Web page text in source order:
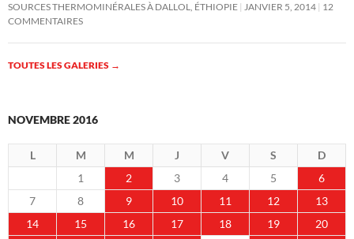
SOURCES THERMOMINÉRALES À DALLOL, ÉTHIOPIE JANVIER 5, 2014 12
COMMENTAIRES
TOUTES LES GALERIES →
NOVEMBRE 2016
L M M J V S
D
1
2 3 4 5
6
7
8 9 10 11 12
13
14
15 16 17 18 19
20